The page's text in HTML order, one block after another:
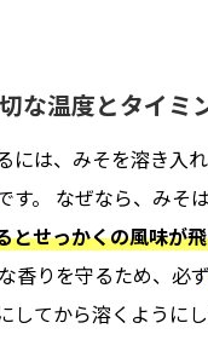
な温度とタイミ
には、みそを溶き入
す。 なぜなら、みそ
とせっかくの風味が
香りを守るため、必ず
してから溶くようにし